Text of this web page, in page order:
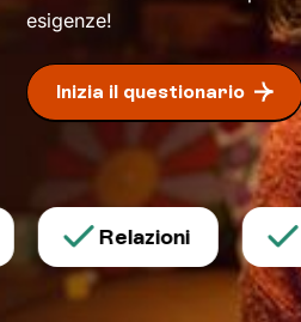
esigenze!
Inizia il questionario
Relazioni